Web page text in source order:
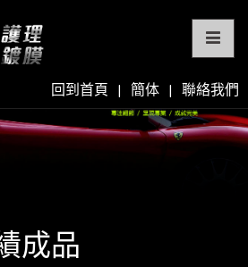
回到首頁 | 簡体 | 聯絡我們
成品